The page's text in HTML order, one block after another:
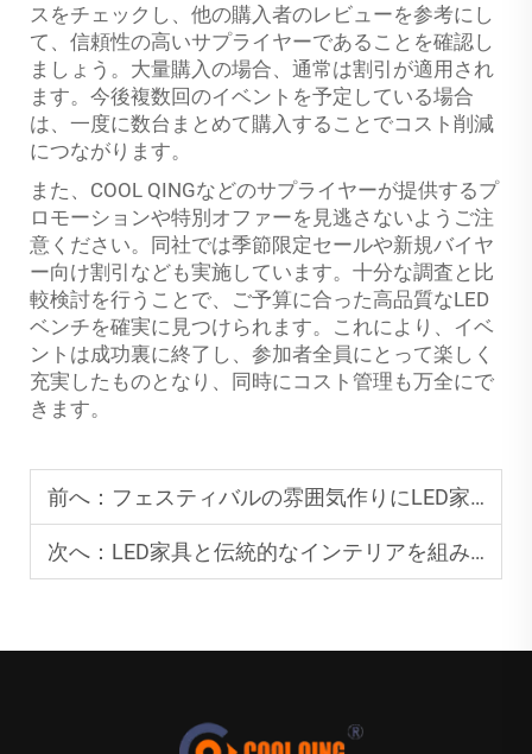
スをチェックし、他の購入者のレビューを参考にし
て、信頼性の高いサプライヤーであることを確認し
ましょう。大量購入の場合、通常は割引が適用され
ます。今後複数回のイベントを予定している場合
は、一度に数台まとめて購入することでコスト削減
につながります。
また、COOL QINGなどのサプライヤーが提供するプ
ロモーションや特別オファーを見逃さないようご注
意ください。同社では季節限定セールや新規バイヤ
ー向け割引なども実施しています。十分な調査と比
較検討を行うことで、ご予算に合った高品質なLED
ベンチを確実に見つけられます。これにより、イベ
ントは成功裏に終了し、参加者全員にとって楽しく
充実したものとなり、同時にコスト管理も万全にで
きます。
前へ： フェスティバルの雰囲気作りにLED家具を活用する
次へ： LED家具と伝統的なインテリアを組み合わせる方法